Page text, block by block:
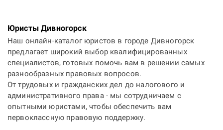
Юристы Дивногорск
Наш онлайн-каталог юристов в городе Дивногорск
предлагает широкий выбор квалифицированных
специалистов, готовых помочь вам в решении самых
разнообразных правовых вопросов.
От трудовых и гражданских дел до налогового и
административного права - мы сотрудничаем с
опытными юристами, чтобы обеспечить вам
первоклассную правовую поддержку.